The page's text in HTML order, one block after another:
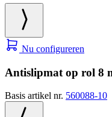
Nu configureren
Antislipmat op rol 8
Basis artikel nr. 560088-10